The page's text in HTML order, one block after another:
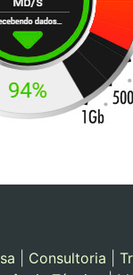
Consultoria